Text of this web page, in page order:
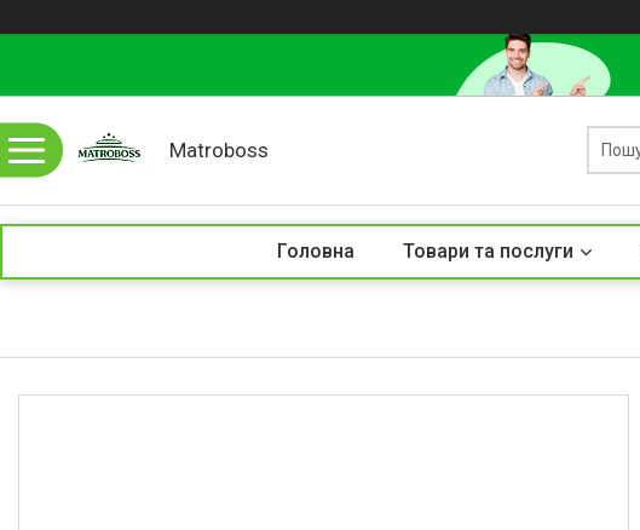
Matroboss
Головна Товари та послуги